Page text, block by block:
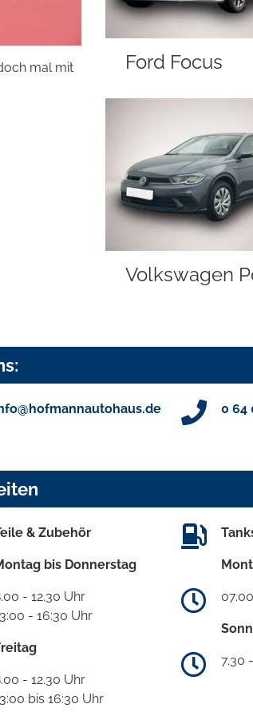
mal mit
Ford Focus
Volkswagen
0 64
& Zubehör
bis Donnerstag
- 12.30 Uhr
- 16:30 Uhr
- 12.30 Uhr
bis 16:30 Uhr
7.30